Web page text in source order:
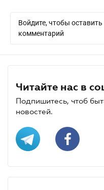
Войдите, чтобы оставить
комментарий
Читайте нас в
Подпишитесь, чтоб
новостей.